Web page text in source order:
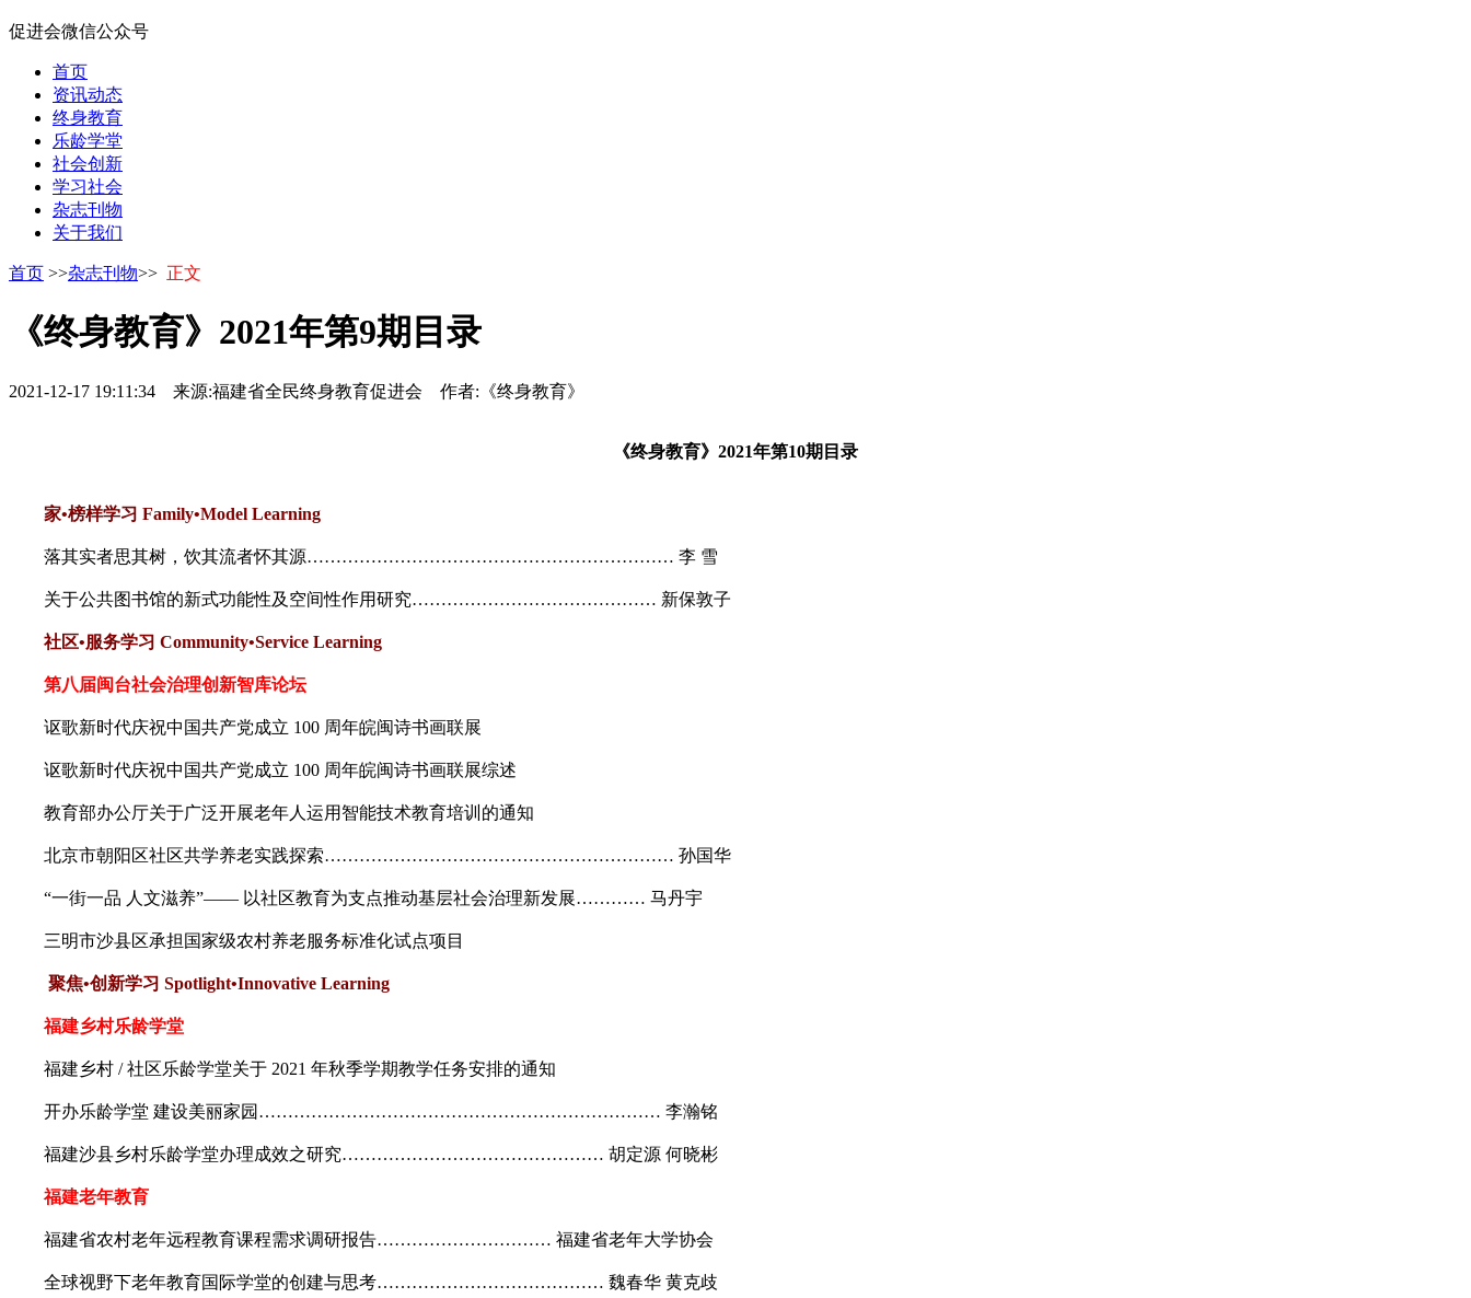
促进会微信公众号
首页
资讯动态
终身教育
乐龄学堂
社会创新
学习社会
杂志刊物
关于我们
首页 >>杂志刊物>> 正文
《终身教育》2021年第9期目录
2021-12-17 19:11:34 来源:福建省全民终身教育促进会 作者:《终身教育》
《终身教育》2021年第10期目录
家•榜样学习 Family•Model Learning
落其实者思其树，饮其流者怀其源……………………………………………………… 李 雪
关于公共图书馆的新式功能性及空间性作用研究…………………………………… 新保敦子
社区•服务学习 Community•Service Learning
第八届闽台社会治理创新智库论坛
讴歌新时代庆祝中国共产党成立 100 周年皖闽诗书画联展
讴歌新时代庆祝中国共产党成立 100 周年皖闽诗书画联展综述
教育部办公厅关于广泛开展老年人运用智能技术教育培训的通知
北京市朝阳区社区共学养老实践探索…………………………………………………… 孙国华
“一街一品 人文滋养”—— 以社区教育为支点推动基层社会治理新发展………… 马丹宇
三明市沙县区承担国家级农村养老服务标准化试点项目
聚焦•创新学习 Spotlight•Innovative Learning
福建乡村乐龄学堂
福建乡村 / 社区乐龄学堂关于 2021 年秋季学期教学任务安排的通知
开办乐龄学堂 建设美丽家园…………………………………………………………… 李瀚铭
福建沙县乡村乐龄学堂办理成效之研究……………………………………… 胡定源 何晓彬
福建老年教育
福建省农村老年远程教育课程需求调研报告………………………… 福建省老年大学协会
全球视野下老年教育国际学堂的创建与思考………………………………… 魏春华 黄克歧